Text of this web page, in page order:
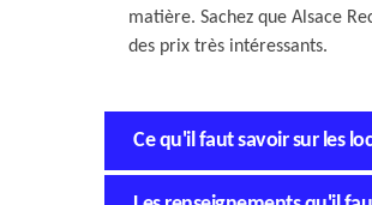
matière. Sachez que Alsace
des prix très intéressants.
Ce qu'il faut savoir sur les